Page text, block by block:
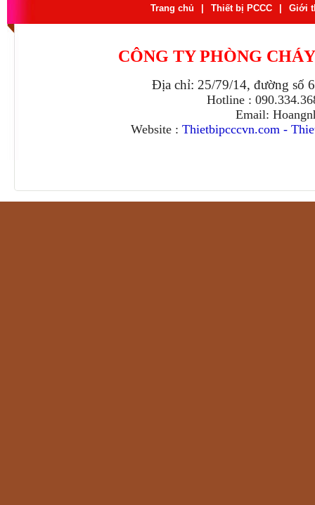
Trang chủ Thiết bị PCCC Giới
CÔNG TY PHÒNG
Địa chỉ: 25/79/14, đường số
Hotline :
Email:
Website : Thietbipcccvn.com -